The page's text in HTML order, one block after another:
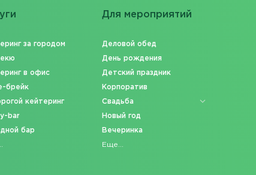
за городом
в офис
брейк
кейтеринг
bar
бар
Для мероприятий
Деловой обед
День рождения
Детский праздник
Корпоратив
Свадьба
Новый год
Вечеринка
Еще...